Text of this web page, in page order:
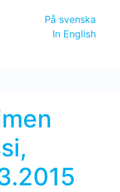
På svenska
In English